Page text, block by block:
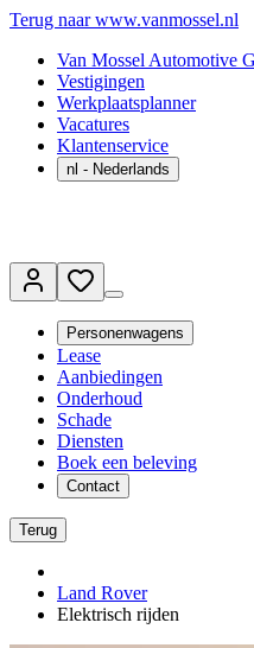
Terug naar www.vanmossel.nl
Van Mossel Automotive
Vestigingen
Werkplaatsplanner
Vacatures
Klantenservice
nl - Nederlands
Personenwagens
Lease
Aanbiedingen
Onderhoud
Schade
Diensten
Boek een beleving
Contact
Terug
Land Rover
Elektrisch rijden